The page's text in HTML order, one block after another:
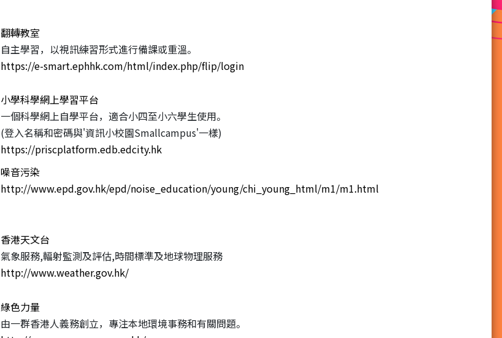
翻轉教室
自主學習，以視訊練習形式進行備課或重溫。
https://e-smart.ephhk.com/html/index.php/flip/login
小學科學網上學習平台
一個科學網上自學平台，適合小四至小六學生使用。
(登入名稱和密碼與'資訊小校園Smallcampus'一樣)
https://priscplatform.edb.edcity.hk
噪音污染
http://www.epd.gov.hk/epd/noise_education/young/chi_young_html/m1/m1.html
香港天文台
氣象服務,輻射監測及評估,時間標準及地球物理服務
http://www.weather.gov.hk/
綠色力量
由一群香港人義務創立，專注本地環境事務和有關問題。